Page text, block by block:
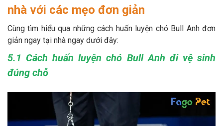
nhà với các mẹo đơn giản
Cùng tìm hiểu qua những cách huấn luyện chó Bull Anh đơn
giản ngay tại nhà ngay dưới đây:
5.1 Cách huấn luyện chó Bull Anh đi vệ sinh
đúng chỗ